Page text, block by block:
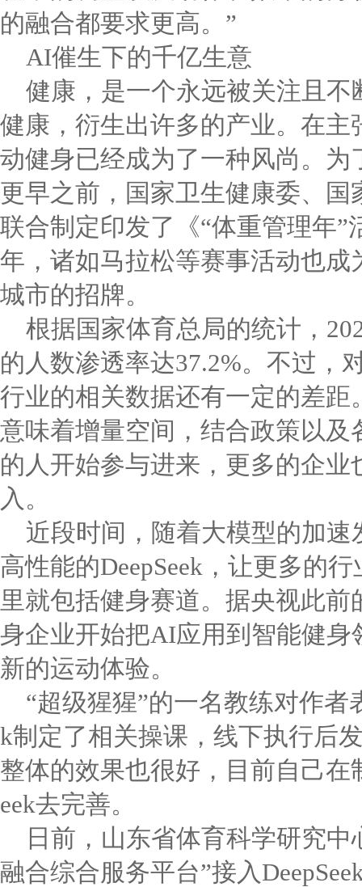
的融合都要求更高。”
AI催生下的千亿生意
健康，是一个永远被关注且
健康，衍生出许多的产业。在主
动健身已经成为了一种风尚。为
更早之前，国家卫生健康委、国
联合制定印发了《“体重管理年”
年，诸如马拉松等赛事活动也成
城市的招牌。
根据国家体育总局的统计，
的人数渗透率达37.2%。不过，
行业的相关数据还有一定的差距
意味着增量空间，结合政策以及
的人开始参与进来，更多的企
入。
近段时间，随着大模型的加
高性能的DeepSeek，让更多的
里就包括健身赛道。据央视此
身企业开始把AI应用到智能健身
新的运动体验。
“超级猩猩”的一名教练对作者
k制定了相关操课，线下执行后
整体的效果也很好，目前自己在
eek去完善。
日前，山东省体育科学研究
融合综合服务平台”接入